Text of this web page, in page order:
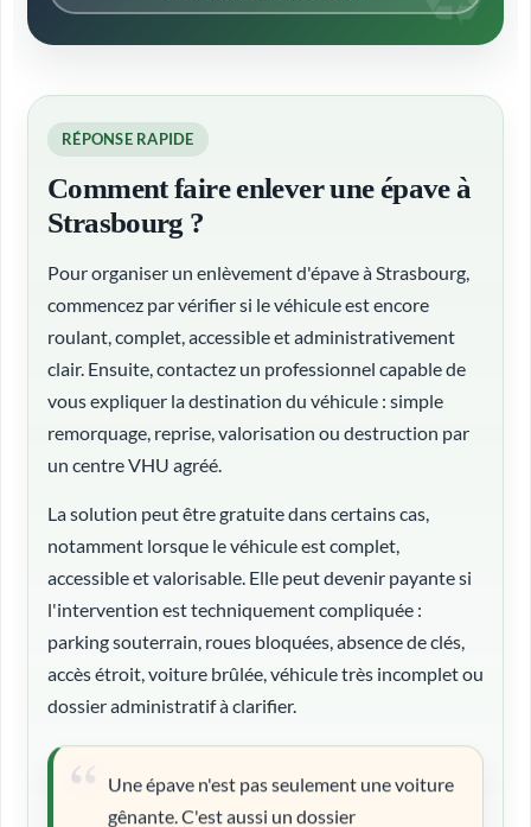
RÉPONSE RAPIDE
Comment faire enlever une épave à
Strasbourg ?
Pour organiser un enlèvement d'épave à Strasbourg,
commencez par vérifier si le véhicule est encore
roulant, complet, accessible et administrativement
clair. Ensuite, contactez un professionnel capable de
vous expliquer la destination du véhicule : simple
remorquage, reprise, valorisation ou destruction par
un centre VHU agréé.
La solution peut être gratuite dans certains cas,
notamment lorsque le véhicule est complet,
accessible et valorisable. Elle peut devenir payante si
l'intervention est techniquement compliquée :
parking souterrain, roues bloquées, absence de clés,
accès étroit, voiture brûlée, véhicule très incomplet ou
dossier administratif à clarifier.
Une épave n'est pas seulement une voiture
gênante. C'est aussi un dossier